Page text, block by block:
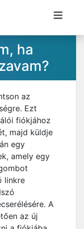
ha
az
Ezt
fiókjához
majd küldje
egy
amely egy
linkre
A
az új